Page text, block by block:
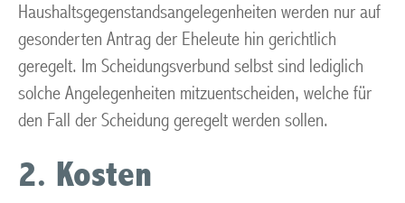
Haushaltsgegenstandsangelegenheiten werden nur auf
gesonderten Antrag der Eheleute hin gerichtlich
geregelt. Im Scheidungsverbund selbst sind lediglich
solche Angelegenheiten mitzuentscheiden, welche für
den Fall der Scheidung geregelt werden sollen.
2. Kosten